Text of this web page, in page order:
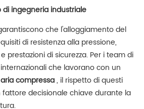
di ingegneria industriale
che l'alloggiamento del
di resistenza alla pressione,
prestazioni di sicurezza. Per i team di
che lavorano con un
compressa, il rispetto di questi
decisionale chiave durante la